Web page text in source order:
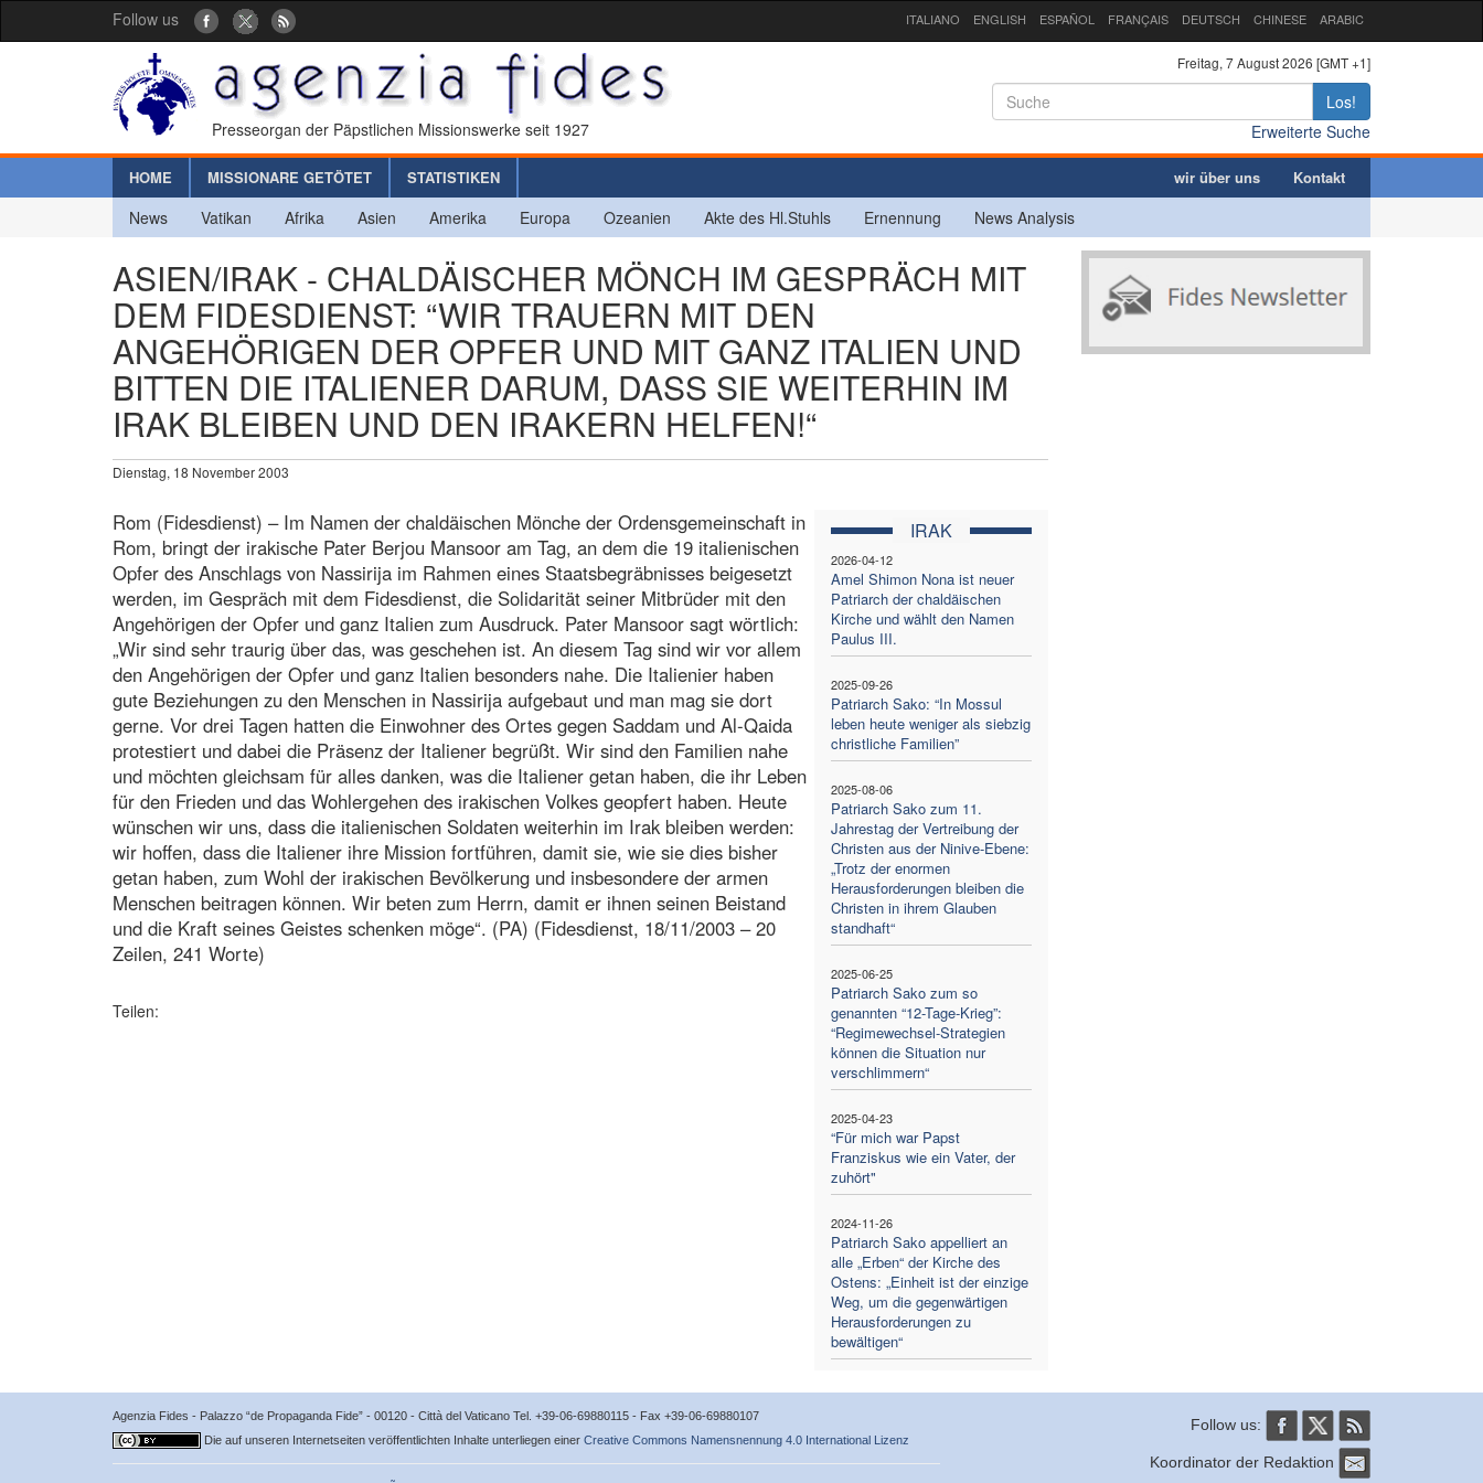
Follow us ITALIANO ENGLISH ESPAÑOL FRANÇAIS DEUTSCH CHINESE ARABIC
Presseorgan der Päpstlichen Missionswerke seit 1927
Freitag, 7 August 2026 [GMT +1]
Los!
Erweiterte Suche
HOME MISSIONARE GETÖTET STATISTIKEN wir über uns Kontakt
News Vatikan Afrika Asien Amerika Europa Ozeanien Akte des Hl.Stuhls Ernennung News Analysis
ASIEN/IRAK - CHALDÄISCHER MÖNCH IM GESPRÄCH MIT
DEM FIDESDIENST: “WIR TRAUERN MIT DEN
ANGEHÖRIGEN DER OPFER UND MIT GANZ ITALIEN UND
BITTEN DIE ITALIENER DARUM, DASS SIE WEITERHIN IM
IRAK BLEIBEN UND DEN IRAKERN HELFEN!“
Dienstag, 18 November 2003
IRAK
2026-04-12
Amel Shimon Nona ist neuer
Patriarch der chaldäischen
Kirche und wählt den Namen
Paulus III.
2025-09-26
Patriarch Sako: “In Mossul
leben heute weniger als siebzig
christliche Familien”
2025-08-06
Patriarch Sako zum 11.
Jahrestag der Vertreibung der
Christen aus der Ninive-Ebene:
„Trotz der enormen
Herausforderungen bleiben die
Christen in ihrem Glauben
standhaft“
2025-06-25
Patriarch Sako zum so
genannten “12-Tage-Krieg”:
“Regimewechsel-Strategien
können die Situation nur
verschlimmern“
2025-04-23
“Für mich war Papst
Franziskus wie ein Vater, der
zuhört"
2024-11-26
Patriarch Sako appelliert an
alle „Erben“ der Kirche des
Ostens: „Einheit ist der einzige
Weg, um die gegenwärtigen
Herausforderungen zu
bewältigen“
Rom (Fidesdienst) – Im Namen der chaldäischen Mönche der Ordensgemeinschaft in
Rom, bringt der irakische Pater Berjou Mansoor am Tag, an dem die 19 italienischen
Opfer des Anschlags von Nassirija im Rahmen eines Staatsbegräbnisses beigesetzt
werden, im Gespräch mit dem Fidesdienst, die Solidarität seiner Mitbrüder mit den
Angehörigen der Opfer und ganz Italien zum Ausdruck. Pater Mansoor sagt wörtlich:
„Wir sind sehr traurig über das, was geschehen ist. An diesem Tag sind wir vor allem
den Angehörigen der Opfer und ganz Italien besonders nahe. Die Italienier haben
gute Beziehungen zu den Menschen in Nassirija aufgebaut und man mag sie dort
gerne. Vor drei Tagen hatten die Einwohner des Ortes gegen Saddam und Al-Qaida
protestiert und dabei die Präsenz der Italiener begrüßt. Wir sind den Familien nahe
und möchten gleichsam für alles danken, was die Italiener getan haben, die ihr Leben
für den Frieden und das Wohlergehen des irakischen Volkes geopfert haben. Heute
wünschen wir uns, dass die italienischen Soldaten weiterhin im Irak bleiben werden:
wir hoffen, dass die Italiener ihre Mission fortführen, damit sie, wie sie dies bisher
getan haben, zum Wohl der irakischen Bevölkerung und insbesondere der armen
Menschen beitragen können. Wir beten zum Herrn, damit er ihnen seinen Beistand
und die Kraft seines Geistes schenken möge“. (PA) (Fidesdienst, 18/11/2003 – 20
Zeilen, 241 Worte)
Teilen:
Agenzia Fides - Palazzo “de Propaganda Fide” - 00120 - Città del Vaticano Tel. +39-06-69880115 - Fax +39-06-69880107
Die auf unseren Internetseiten veröffentlichten Inhalte unterliegen einer Creative Commons Namensnennung 4.0 International Lizenz
Follow us:
Koordinator der Redaktion